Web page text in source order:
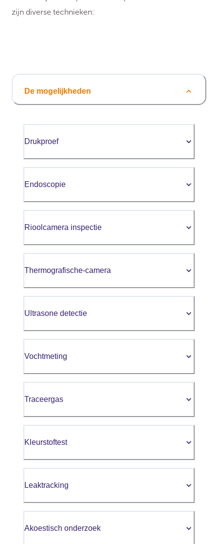
zijn diverse technieken:
De mogelijkheden
Drukproef
Endoscopie
Rioolcamera inspectie
Thermografische-camera
Ultrasone detectie
Vochtmeting
Traceergas
Kleurstoftest
Leaktracking
Akoestisch onderzoek